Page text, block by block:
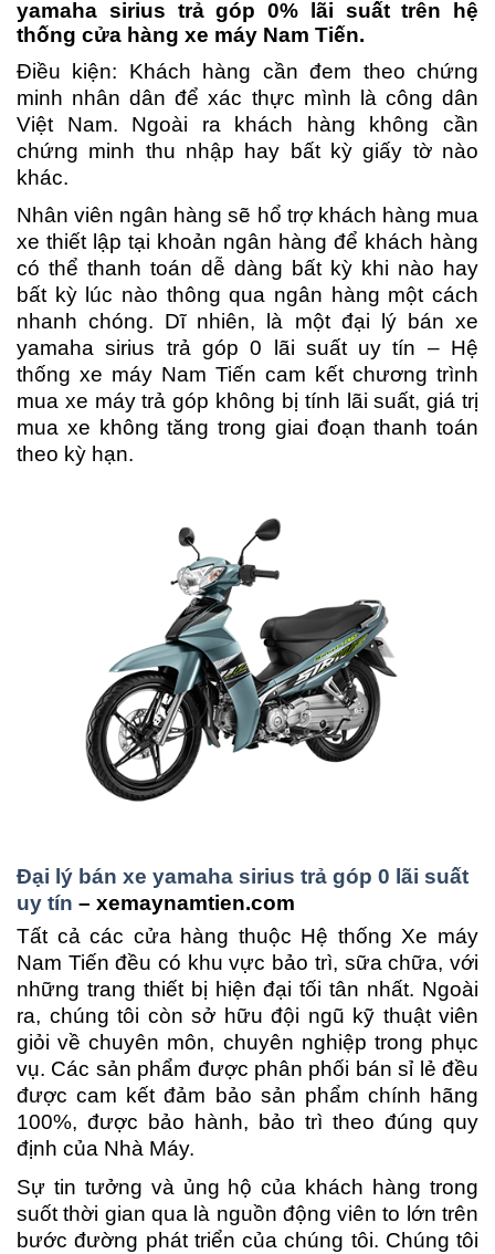
yamaha sirius trả góp 0% lãi suất trên hệ
thống cửa hàng xe máy Nam Tiến.
Điều kiện: Khách hàng cần đem theo chứng
minh nhân dân để xác thực mình là công dân
Việt Nam. Ngoài ra khách hàng không cần
chứng minh thu nhập hay bất kỳ giấy tờ nào
khác.
Nhân viên ngân hàng sẽ hổ trợ khách hàng mua
xe thiết lập tại khoản ngân hàng để khách hàng
có thể thanh toán dễ dàng bất kỳ khi nào hay
bất kỳ lúc nào thông qua ngân hàng một cách
nhanh chóng. Dĩ nhiên, là một đại lý bán xe
yamaha sirius trả góp 0 lãi suất uy tín – Hệ
thống xe máy Nam Tiến cam kết chương trình
mua xe máy trả góp không bị tính lãi suất, giá trị
mua xe không tăng trong giai đoạn thanh toán
theo kỳ hạn.
Đại lý bán xe yamaha sirius trả góp 0 lãi suất
uy tín – xemaynamtien.com
Tất cả các cửa hàng thuộc Hệ thống Xe máy
Nam Tiến đều có khu vực bảo trì, sữa chữa, với
những trang thiết bị hiện đại tối tân nhất. Ngoài
ra, chúng tôi còn sở hữu đội ngũ kỹ thuật viên
giỏi về chuyên môn, chuyên nghiệp trong phục
vụ. Các sản phẩm được phân phối bán sỉ lẻ đều
được cam kết đảm bảo sản phẩm chính hãng
100%, được bảo hành, bảo trì theo đúng quy
định của Nhà Máy.
Sự tin tưởng và ủng hộ của khách hàng trong
suốt thời gian qua là nguồn động viên to lớn trên
bước đường phát triển của chúng tôi. Chúng tôi